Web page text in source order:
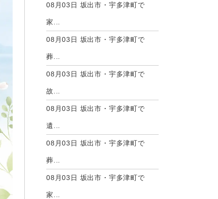
08月03日 坂出市・宇多津町で
家...
08月03日 坂出市・宇多津町で
葬...
08月03日 坂出市・宇多津町で
故...
08月03日 坂出市・宇多津町で
遺...
08月03日 坂出市・宇多津町で
葬...
08月03日 坂出市・宇多津町で
家...